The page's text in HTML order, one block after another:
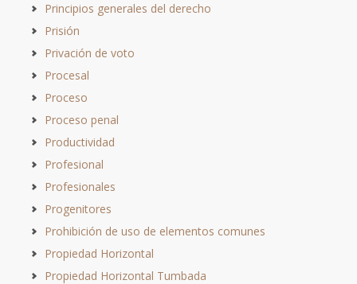
Principios generales del derecho
Prisión
Privación de voto
Procesal
Proceso
Proceso penal
Productividad
Profesional
Profesionales
Progenitores
Prohibición de uso de elementos comunes
Propiedad Horizontal
Propiedad Horizontal Tumbada